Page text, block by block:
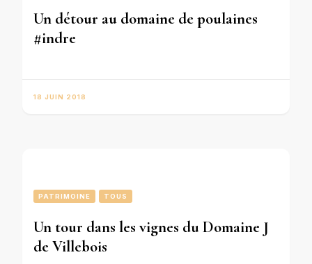
Un détour au domaine de poulaines
#indre
18 JUIN 2018
PATRIMOINE TOUS
Un tour dans les vignes du Domaine J
de Villebois